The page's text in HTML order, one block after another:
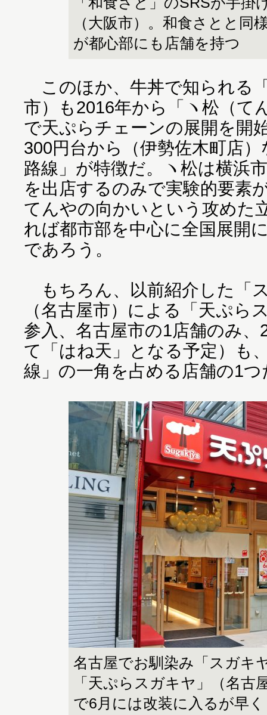
（大阪市）。和食さとと同
が都心部にも店舗を持つ
このほか、牛丼で知られる
市）も2016年から「ヽ松（て
で天ぷらチェーンの展開を開
300円台から（伊勢佐木町店
路線」が特徴だ。ヽ松は横浜
を出店するのみで実験的要素
てんやの向かいという攻めた
れば都市部を中心に全国展開
であろう。
もちろん、以前紹介した「
（名古屋市）による「天ぷら
参入、名古屋市の1店舗のみ
て「はね天」となる予定）も
線」の一角を占める店舗の1つ
名古屋でお馴染み「スガキ
「天ぷらスガキヤ」（名古
で6月には改装に入るが早